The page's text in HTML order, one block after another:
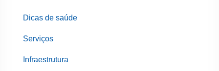
Dicas de saúde
Serviços
Infraestrutura